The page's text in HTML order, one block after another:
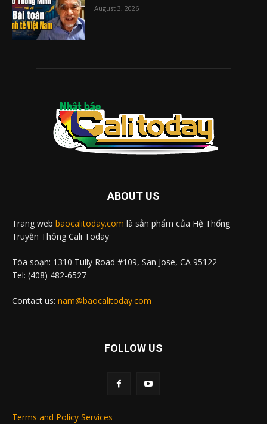
August 3, 2026
ABOUT US
Trang web baocalitoday.com là sản phẩm của Hệ Thống
Truyền Thông Cali Today
Tòa soạn: 1310 Tully Road #109, San Jose, CA 95122
Tel: (408) 482-6527
Contact us: nam@baocalitoday.com
FOLLOW US
Terms and Policy Services